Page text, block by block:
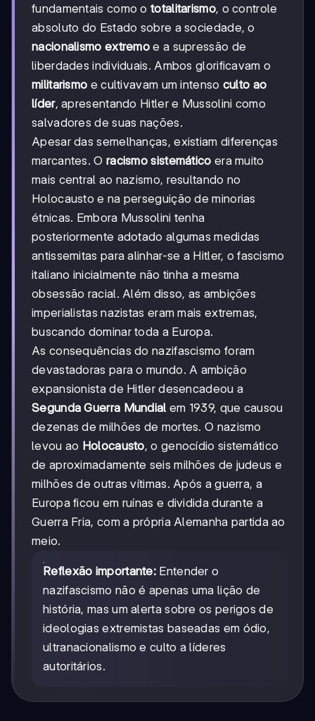
fundamentais como ototalitarismo, o controle
absoluto do Estado sobre a sociedade, o
nacionalismo extremo e a supressão de
liberdades individuais. Ambos glorificavam o
militarismo e cultivavam um intenso culto ao
líder, apresentando Hitler e Mussolini como
salvadores de suas nações.
Apesar das semelhanças, existiam diferenças
marcantes. O racismo sistemático era muito
mais central ao nazismo, resultando no
Holocausto e na perseguição de minorias
étnicas. Embora Mussolini tenha
posteriormente adotado algumas medidas
antissemitas para alinhar-se a Hitler, o fascismo
italiano inicialmente não tinha a mesma
obsessão racial. Além disso, as ambições
imperialistas nazistas eram mais extremas,
buscando dominar toda a Europa.
As consequências do nazifascismo foram
devastadoras para o mundo. A ambição
expansionista de Hitler desencadeou a
Segunda Guerra Mundial em 1939, que causou
dezenas de milhões de mortes. O nazismo
levou ao Holocausto, o genocídio sistemático
de aproximadamente seis milhões de judeus e
milhões de outras vítimas. Após a guerra, a
Europa ficou em ruínas e dividida durante a
Guerra Fria, com a própria Alemanha partida ao
meio.
Reflexão importante: Entender o
nazifascismo não é apenas uma lição de
história, mas um alerta sobre os perigos de
ideologias extremistas baseadas em ódio,
ultranacionalismo e culto a líderes
autoritários.